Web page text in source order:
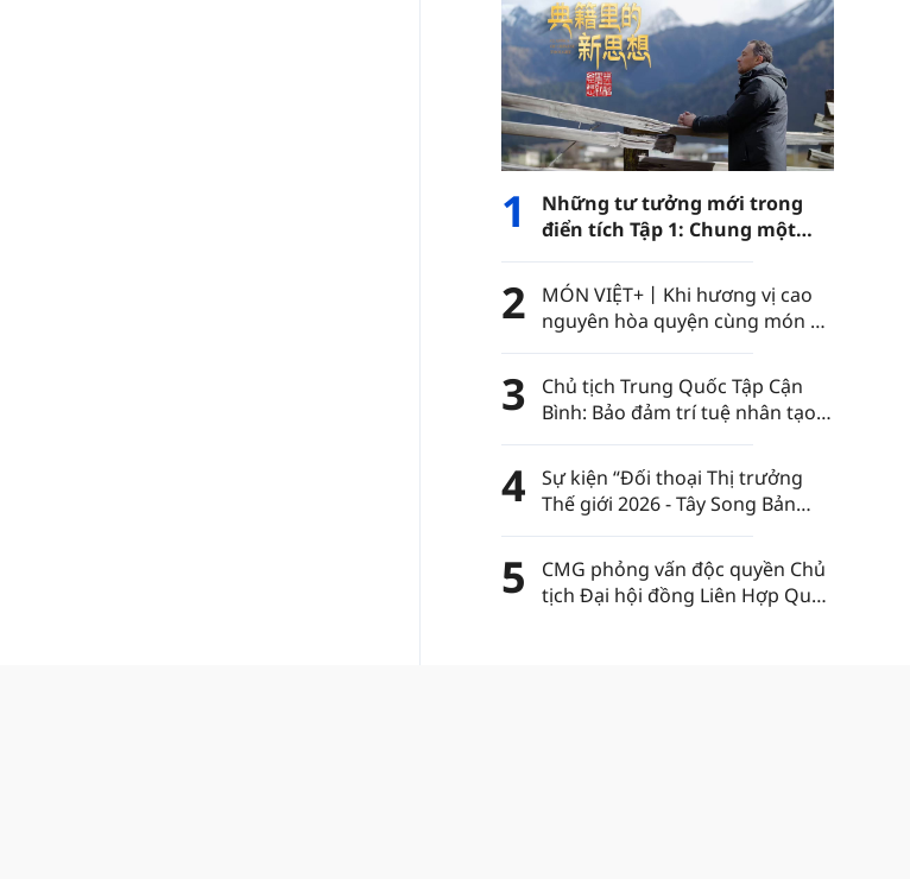
1
Những tư tưởng mới trong
điển tích Tập 1: Chung một
con đường
2
MÓN VIỆT+丨Khi hương vị cao
nguyên hòa quyện cùng món ăn
Việt Nam……
3
Chủ tịch Trung Quốc Tập Cận
Bình: Bảo đảm trí tuệ nhân tạo
luôn nằm trong sự kiểm soát
của nhân loại
4
Sự kiện “Đối thoại Thị trưởng
Thế giới 2026 - Tây Song Bản
Nạp” diễn ra tại châu tự trị dân
tộc Thái Tây Song Bản Nạp, tỉnh
Vân Nam, Trung Quốc
5
CMG phỏng vấn độc quyền Chủ
tịch Đại hội đồng Liên Hợp Quốc